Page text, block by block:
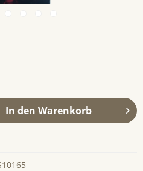
In den Warenkorb